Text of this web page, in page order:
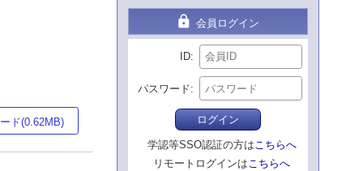
ド(0.62MB)
lock 会員ログイン
ID
パスワード
ログイン
学認等SSO認証の方はこちらへ
リモートログインはこちらへ